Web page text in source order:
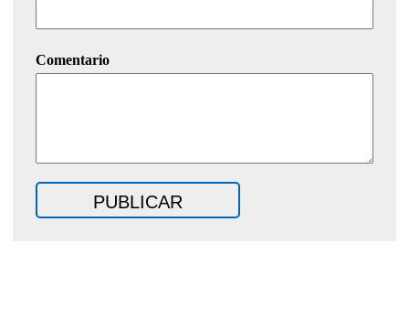
Comentario